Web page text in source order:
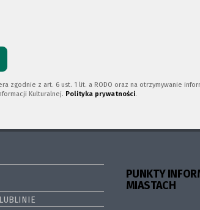
zgodnie z art. 6 ust. 1 lit. a RODO oraz na otrzymywanie
Kulturalnej. Polityka prywatności.
PUNKTY
MIASTACH